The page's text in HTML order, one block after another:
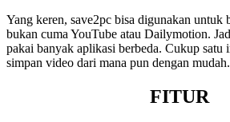
Yang keren, save2pc bisa digunakan untuk
bukan cuma YouTube atau Dailymotion.
pakai banyak aplikasi berbeda. Cukup satu
simpan video dari mana pun dengan mudah.
FITUR